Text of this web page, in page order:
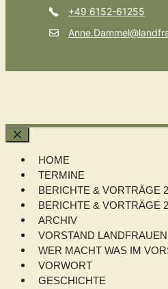
+49 6152-61255
Schließen
HOME
TERMINE
BERICHTE & VORTRÄGE
BERICHTE & VORTRÄGE
ARCHIV
VORSTAND LANDFRAUEN
WER MACHT WAS IM
VORWORT
GESCHICHTE